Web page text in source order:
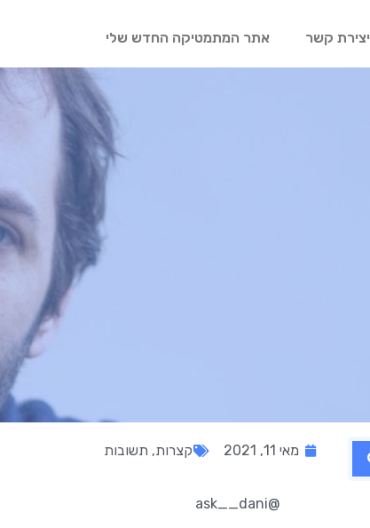
יצירת קשר אתר המתמטיקה החדש שלי
מאי 11, 2021 קצרות, תשובות
@ask__dani